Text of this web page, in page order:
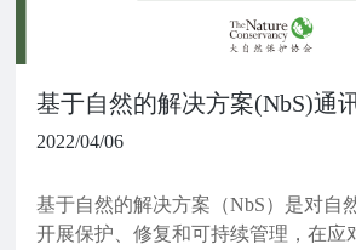
基于自然的解决方案(NbS)通
2022/04/06
基于自然的解决方案（NbS）是对自
开展保护、修复和可持续管理，在应